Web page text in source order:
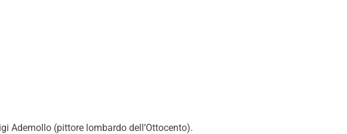
Ademollo (pittore lombardo dell’Ottocento).